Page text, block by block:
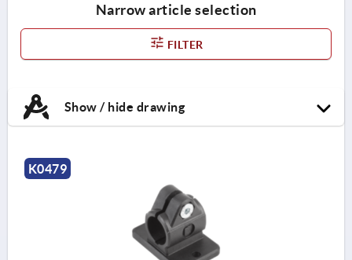
Narrow article selection
FILTER
Show / hide drawing
K0479